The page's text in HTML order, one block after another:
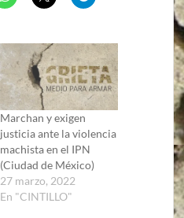
Marchan y exigen
justicia ante la violencia
machista en el IPN
(Ciudad de México)
27 marzo, 2022
En "CINTILLO"